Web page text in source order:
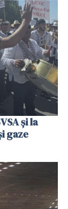
și la
gaze